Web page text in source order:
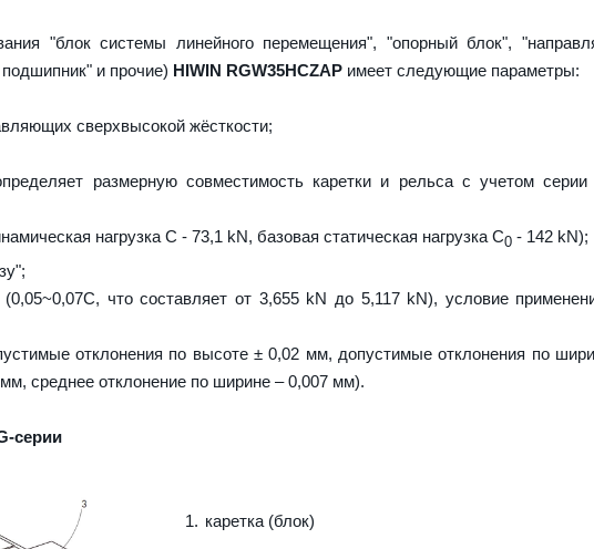
"блок системы линейного перемещения", "опорный блок",
и прочие) HIWIN RGW35HCZAP имеет следующие параметры:
сверхвысокой жёсткости;
размерную совместимость каретки и рельса с учетом
нагрузка C - 73,1 kN, базовая статическая нагрузка С0 - 142 kN);
что составляет от 3,655 kN до 5,117 kN), условие
отклонения по высоте ± 0,02 мм, допустимые отклонения по
среднее отклонение по ширине – 0,007 мм).
серии
каретка (блок)